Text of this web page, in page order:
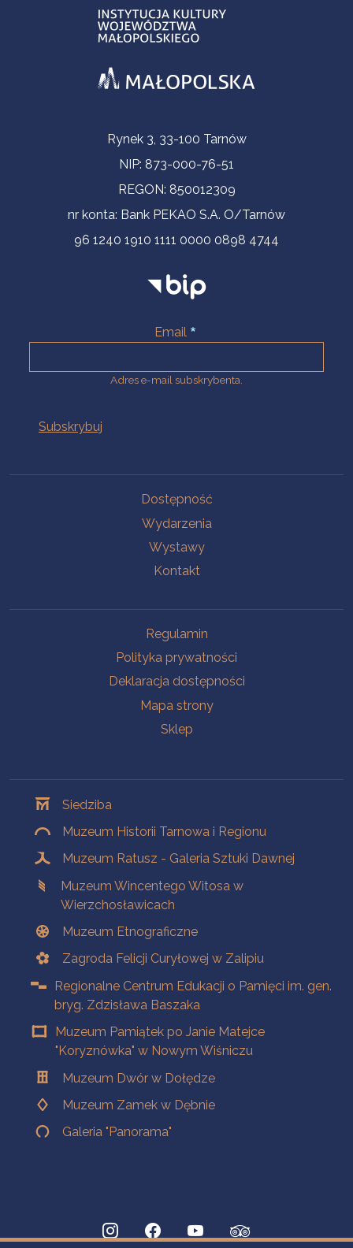
Informacje kontaktoweRynek 3, 33-100 Tarnów
NIP: 873-000-76-51
REGON: 850012309
nr konta: Bank PEKAO S.A. O/Tarnów
96 1240 1910 1111 0000 0898 4744
Email
Adres e-mail subskrybenta.
Dostępność
Wydarzenia
Wystawy
Kontakt
Regulamin
Polityka prywatności
Deklaracja dostępności
Mapa strony
Sklep
Siedziba
Muzeum Historii Tarnowa i Regionu
Muzeum Ratusz - Galeria Sztuki Dawnej
Muzeum Wincentego Witosa w
Wierzchosławicach
Muzeum Etnograficzne
Zagroda Felicji Curyłowej w Zalipiu
Regionalne Centrum Edukacji o Pamięci im. gen.
bryg. Zdzisława Baszaka
Muzeum Pamiątek po Janie Matejce
"Koryznówka" w Nowym Wiśniczu
Muzeum Dwór w Dołędze
Muzeum Zamek w Dębnie
Galeria "Panorama"